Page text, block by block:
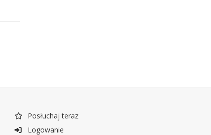
Posłuchaj teraz
Logowanie